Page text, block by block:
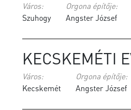
Város:
Szuhogy
Orgona építője:
Angster József
KECSKEMÉTI
Város:
Kecskemét
Orgona építője:
Angster József